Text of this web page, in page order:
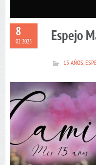
8
02 2025 Espejo
15 AÑOS,